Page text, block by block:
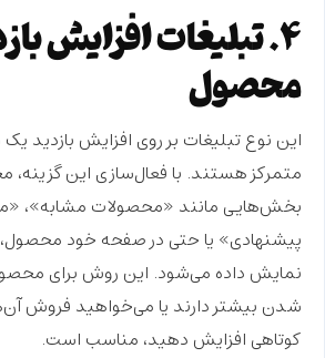
۴. تبلیغات افزایش
محصول
این نوع تبلیغات بر روی افزایش
متمرکز هستند. با فعال‌سازی این
بخش‌هایی مانند «محصولات مشابه»،
پیشنهادی» یا حتی در صفحه خود محصول،
نمایش داده می‌شود. این روش برای
شدن بیشتر دارند یا می‌خواهید فروش
کوتاهی افزایش دهید، مناسب است.